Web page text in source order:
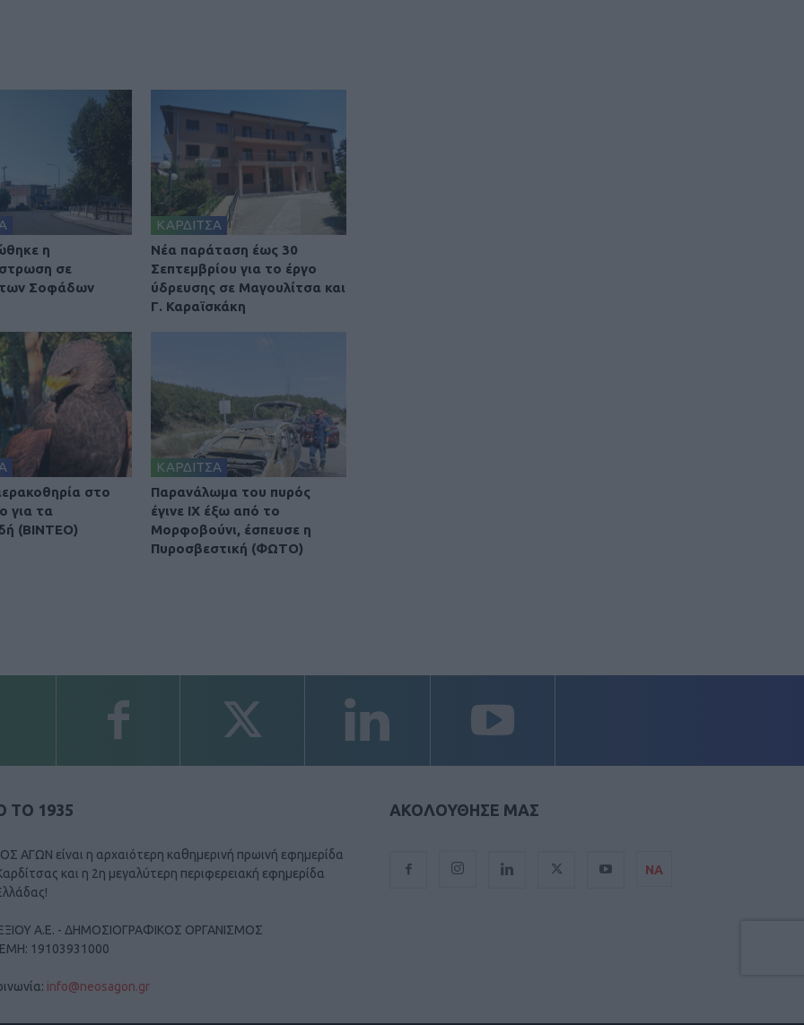
η
σε
Σοφάδων
ΚΑΡΔΙΤΣΑ
Νέα παράταση έως 30
Σεπτεμβρίου για το έργο
ύδρευσης σε Μαγουλίτσα και
Γ. Καραϊσκάκη
στο
για τα
(ΒΙΝΤΕΟ)
ΚΑΡΔΙΤΣΑ
Παρανάλωμα του πυρός
έγινε ΙΧ έξω από το
Μορφοβούνι, έσπευσε η
Πυροσβεστική (ΦΩΤΟ)
ΤΟ 1935
ΑΓΩΝ είναι η αρχαιότερη καθημερινή πρωινή εφημερίδα
και η 2η μεγαλύτερη περιφερειακή εφημερίδα
Α.Ε. - ΔΗΜΟΣΙΟΓΡΑΦΙΚΟΣ ΟΡΓΑΝΙΣΜΟΣ
19103931000
info@neosagon.gr
ΑΚΟΛΟΥΘΗΣΕ ΜΑΣ
ΝΑ